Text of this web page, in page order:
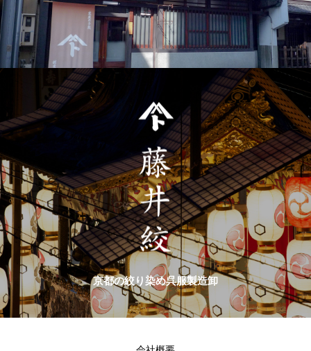
京都の絞り染め呉服製造卸